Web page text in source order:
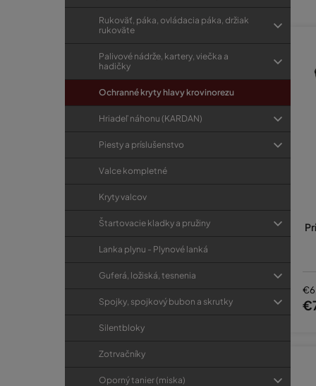
Rukoväť, páka, ovládacia páka, držiak
rukoväte
Palivové nádrže, kartery, viečka a
hadičky
Ochranné kryty hlavy krovinorezu
Hriadeľ náhonu (KARDAN)
Piesty a príslušenstvo
Valce kompletné
Kryty valcov
Štartovacie kladky a pružiny
Lanka plynu - Plynové lanká
Guferá, ložiská, tesnenia
Spojky, spojkový bubon a skrutky
Silentbloky
Zotrvačníky
Oporný tanier (miska)